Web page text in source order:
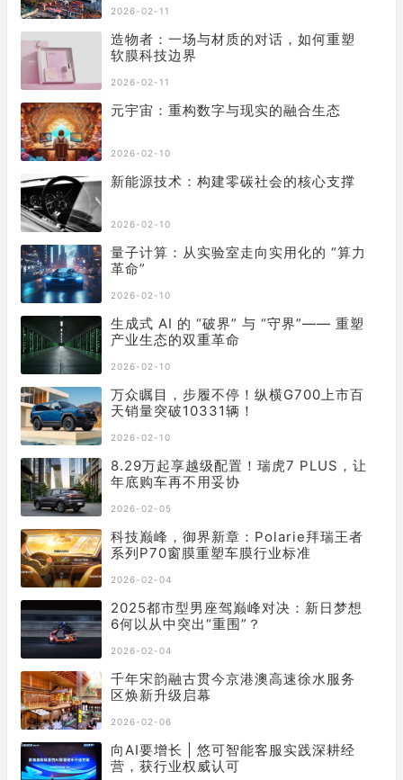
2026-02-11
造物者：一场与材质的对话，如何重塑
软膜科技边界
2026-02-11
元宇宙：重构数字与现实的融合生态
2026-02-10
新能源技术：构建零碳社会的核心支撑
2026-02-10
量子计算：从实验室走向实用化的 “算力
革命”
2026-02-10
生成式 AI 的 “破界” 与 “守界”—— 重塑
产业生态的双重革命
2026-02-10
万众瞩目，步履不停！纵横G700上市百
天销量突破10331辆！
2026-02-10
8.29万起享越级配置！瑞虎7 PLUS，让
年底购车再不用妥协
2026-02-05
科技巅峰，御界新章：Polarie拜瑞王者
系列P70窗膜重塑车膜行业标准
2026-02-04
2025都市型男座驾巅峰对决：新日梦想
6何以从中突出“重围”？
2026-02-04
千年宋韵融古贯今京港澳高速徐水服务
区焕新升级启幕
2026-02-06
向AI要增长 | 悠可智能客服实践深耕经
营，获行业权威认可